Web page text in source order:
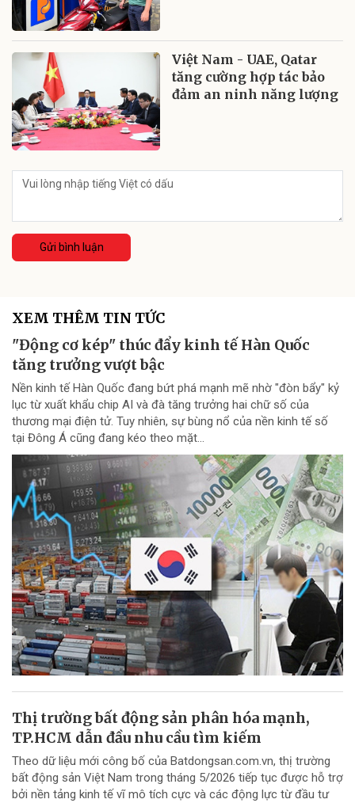
Việt Nam - UAE, Qatar
tăng cường hợp tác bảo
đảm an ninh năng lượng
Gửi bình luận
XEM THÊM TIN TỨC
"Động cơ kép" thúc đẩy kinh tế Hàn Quốc
tăng trưởng vượt bậc
Nền kinh tế Hàn Quốc đang bứt phá mạnh mẽ nhờ "đòn bẩy" kỷ
lục từ xuất khẩu chip AI và đà tăng trưởng hai chữ số của
thương mại điện tử. Tuy nhiên, sự bùng nổ của nền kinh tế số
tại Đông Á cũng đang kéo theo mặt...
Thị trường bất động sản phân hóa mạnh,
TP.HCM dẫn đầu nhu cầu tìm kiếm
Theo dữ liệu mới công bố của Batdongsan.com.vn, thị trường
bất động sản Việt Nam trong tháng 5/2026 tiếp tục được hỗ trợ
bởi nền tảng kinh tế vĩ mô tích cực và các động lực từ đầu tư